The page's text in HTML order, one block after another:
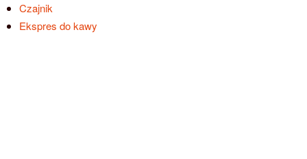
Czajnik
Ekspres do kawy